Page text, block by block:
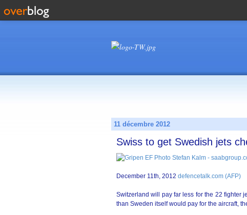
11 décembre 2012
Swiss to get Swedish jets
December 11th, 2012 defencetalk.com (AFP)
Switzerland will pay far less for the 22 fighter
than Sweden itself would pay for the aircraft,